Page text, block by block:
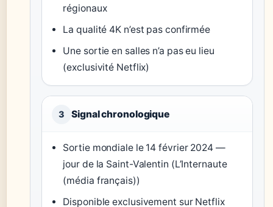
régionaux
La qualité 4K n’est pas confirmée
Une sortie en salles n’a pas eu lieu
(exclusivité Netflix)
3 Signal chronologique
Sortie mondiale le 14 février 2024 —
jour de la Saint-Valentin (L’Internaute
(média français))
Disponible exclusivement sur Netflix